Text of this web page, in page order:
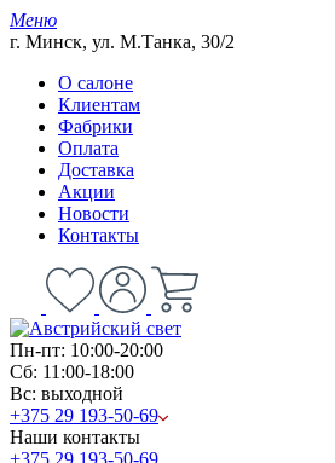
Меню
г. Минск, ул. М.Танка, 30/2
О салоне
Клиентам
Фабрики
Оплата
Доставка
Акции
Новости
Контакты
Пн-пт: 10:00-20:00
Сб: 11:00-18:00
Вс: выходной
+375 29 193-50-69
Наши контакты
+375 29 193-50-69